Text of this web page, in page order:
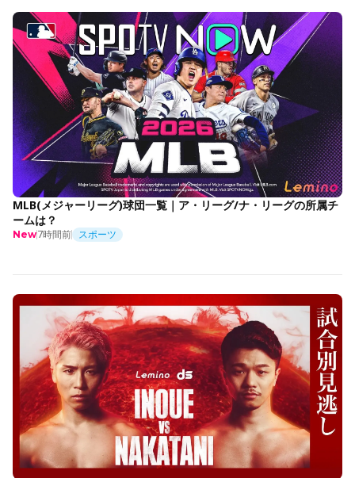
MLB(メジャーリーグ)球団一覧｜ア・リーグ/ナ・リーグの所属チ
ームは？
New7時間前 スポーツ